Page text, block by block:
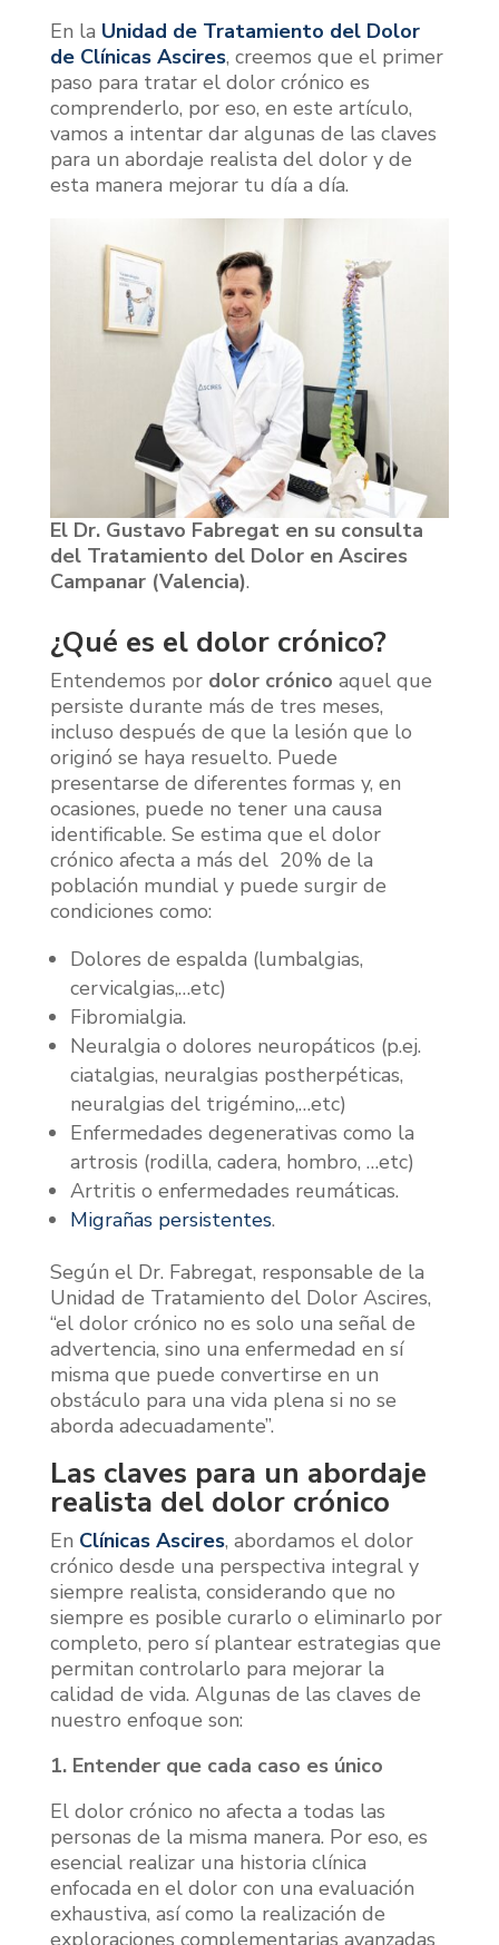
En la Unidad de Tratamiento del Dolor
de Clínicas Ascires, creemos que el primer
paso para tratar el dolor crónico es
comprenderlo, por eso, en este artículo,
vamos a intentar dar algunas de las claves
para un abordaje realista del dolor y de
esta manera mejorar tu día a día.
El Dr. Gustavo Fabregat en su consulta
del Tratamiento del Dolor en Ascires
Campanar (Valencia).
¿Qué es el dolor crónico?
Entendemos por dolor crónico aquel que
persiste durante más de tres meses,
incluso después de que la lesión que lo
originó se haya resuelto. Puede
presentarse de diferentes formas y, en
ocasiones, puede no tener una causa
identificable. Se estima que el dolor
crónico afecta a más del 20% de la
población mundial y puede surgir de
condiciones como:
Dolores de espalda (lumbalgias,
cervicalgias,…etc)
Fibromialgia.
Neuralgia o dolores neuropáticos (p.ej.
ciatalgias, neuralgias postherpéticas,
neuralgias del trigémino,…etc)
Enfermedades degenerativas como la
artrosis (rodilla, cadera, hombro, …etc)
Artritis o enfermedades reumáticas.
Migrañas persistentes.
Según el Dr. Fabregat, responsable de la
Unidad de Tratamiento del Dolor Ascires,
“el dolor crónico no es solo una señal de
advertencia, sino una enfermedad en sí
misma que puede convertirse en un
obstáculo para una vida plena si no se
aborda adecuadamente”.
Las claves para un abordaje
realista del dolor crónico
En Clínicas Ascires, abordamos el dolor
crónico desde una perspectiva integral y
siempre realista, considerando que no
siempre es posible curarlo o eliminarlo por
completo, pero sí plantear estrategias que
permitan controlarlo para mejorar la
calidad de vida. Algunas de las claves de
nuestro enfoque son:
1. Entender que cada caso es único
El dolor crónico no afecta a todas las
personas de la misma manera. Por eso, es
esencial realizar una historia clínica
enfocada en el dolor con una evaluación
exhaustiva, así como la realización de
exploraciones complementarias avanzadas